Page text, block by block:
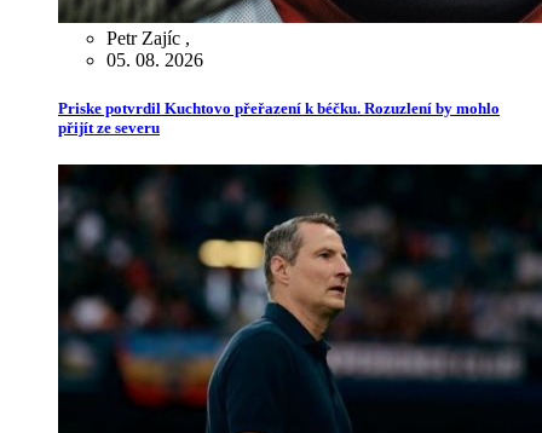
Petr Zajíc ,
05. 08. 2026
Priske potvrdil Kuchtovo přeřazení k béčku. Rozuzlení by mohlo
přijít ze severu